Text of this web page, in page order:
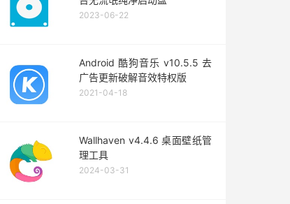
2023-06-22
Android 酷狗音乐 v10.5.5 去
广告更新破解音效特权版
2021-04-18
Wallhaven v4.4.6 桌面壁纸管
理工具
2024-03-31